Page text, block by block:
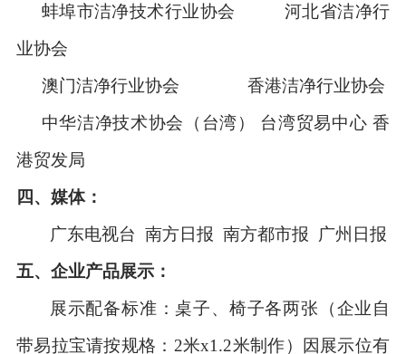
蚌埠市洁净技术行业协会 河北省洁净行
业协会
澳门洁净行业协会 香港洁净行业协会
中华洁净技术协会（台湾）
台湾贸易中心 香
港贸发局
四、媒体：
广东电视台 南方日报 南方都市报 广州日报
五、企业产品展示：
展示配备标准：桌子、 椅子各两张 （企业自
带易拉宝请按规格：2米x1.2米制作）因展示位有